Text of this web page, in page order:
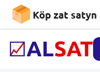
Köp zat
Magnitler we
kanselýariýa rezin